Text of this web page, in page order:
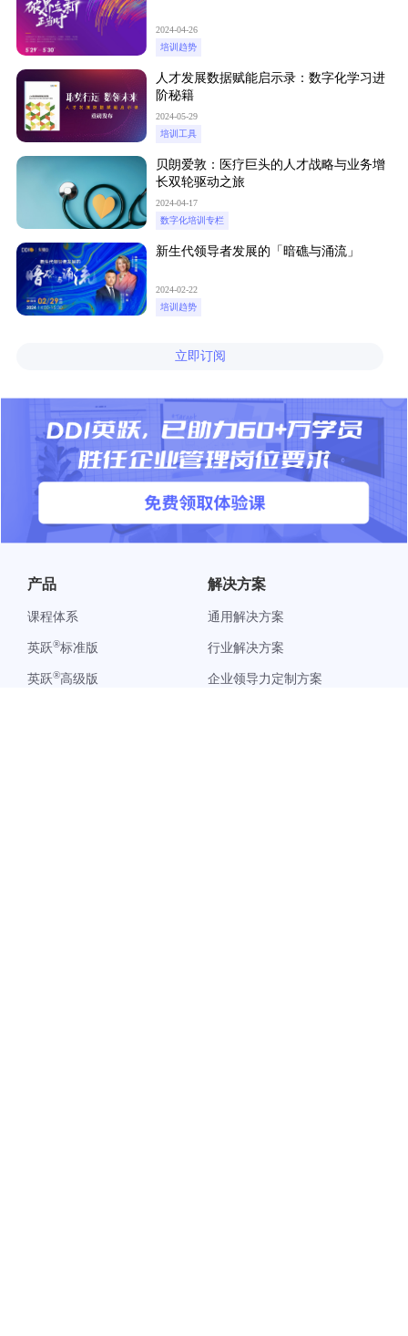
2024-04-26
培训趋势
人才发展数据赋能启示录：数字化学习进
阶秘籍
2024-05-29
培训工具
贝朗爱敦：医疗巨头的人才战略与业务增
长双轮驱动之旅
2024-04-17
数字化培训专栏
新生代领导者发展的「暗礁与涌流」
2024-02-22
培训趋势
立即订阅
产品
课程体系
英跃®标准版
英跃®高级版
解决方案
通用解决方案
行业解决方案
企业领导力定制方案